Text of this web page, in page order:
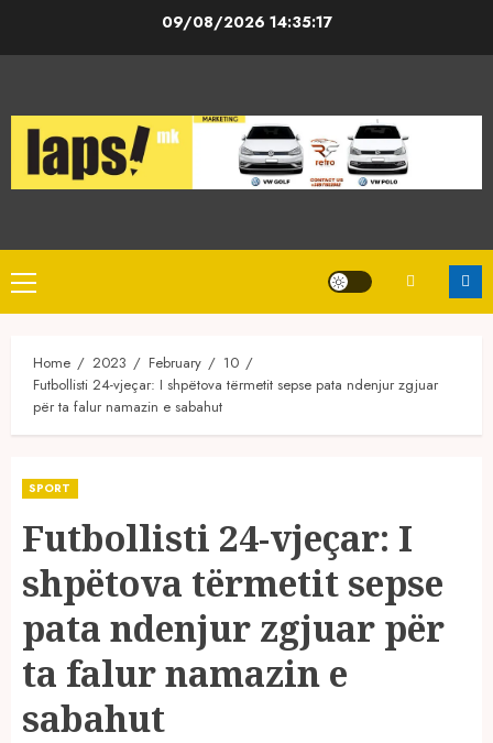
09/08/2026 14:35:17
Primary
Menu
Home 2023 February
10
Futbollisti 24-vjeçar: I shpëtova tërmetit sepse pata ndenjur zgjuar
për ta falur namazin e sabahut
SPORT
Futbollisti 24-vjeçar: I
shpëtova tërmetit sepse
pata ndenjur zgjuar për
ta falur namazin e
sabahut